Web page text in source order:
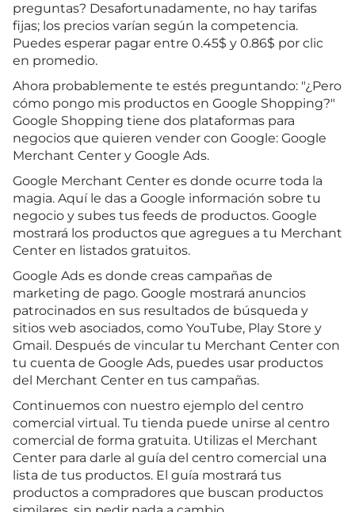
preguntas? Desafortunadamente, no hay tarifas
fijas; los precios varían según la competencia.
Puedes esperar pagar entre 0.45$ y 0.86$ por clic
en promedio.
Ahora probablemente te estés preguntando: "¿Pero
cómo pongo mis productos en Google Shopping?"
Google Shopping tiene dos plataformas para
negocios que quieren vender con Google: Google
Merchant Center y Google Ads.
Google Merchant Center es donde ocurre toda la
magia. Aquí le das a Google información sobre tu
negocio y subes tus feeds de productos. Google
mostrará los productos que agregues a tu Merchant
Center en listados gratuitos.
Google Ads es donde creas campañas de
marketing de pago. Google mostrará anuncios
patrocinados en sus resultados de búsqueda y
sitios web asociados, como YouTube, Play Store y
Gmail. Después de vincular tu Merchant Center con
tu cuenta de Google Ads, puedes usar productos
del Merchant Center en tus campañas.
Continuemos con nuestro ejemplo del centro
comercial virtual. Tu tienda puede unirse al centro
comercial de forma gratuita. Utilizas el Merchant
Center para darle al guía del centro comercial una
lista de tus productos. El guía mostrará tus
productos a compradores que buscan productos